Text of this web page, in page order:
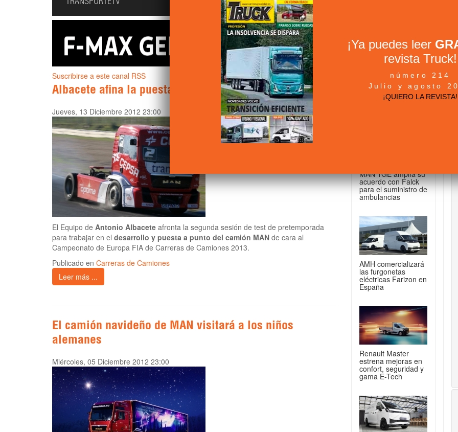
TRANSPORTETV
Suscribirse a este canal RSS
Albacete afina la puesta a punto de su camión
Jueves, 13 Diciembre 2012 23:00
El Equipo de Antonio Albacete afronta la segunda sesión de test de pretemporada
para trabajar en el desarrollo y puesta a punto del camión MAN de cara al
Campeonato de Europa FIA de Carreras de Camiones 2013.
Publicado en Carreras de Camiones
Leer más ...
El camión navideño de MAN visitará a los niños
alemanes
Miércoles, 05 Diciembre 2012 23:00
+ NOTICIAS...
MAN TGE amplía su
acuerdo con Falck
para el suministro de
ambulancias
AMH comercializará
las furgonetas
eléctricas Farizon en
España
Renault Master
estrena mejoras en
confort, seguridad y
gama E-Tech
¡Ya puedes leer
revista Truck!
número 214
Julio y agosto
¡QUIERO LA REVISTA!